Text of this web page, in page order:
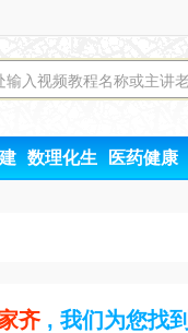
数理化生 医药健康
齐 , 我们为您找到